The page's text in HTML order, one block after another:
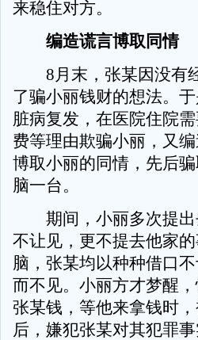
来稳住对方。
编造谎言博取同情
8月末，张某因没有经
了骗小丽钱财的想法。
脏病复发，在医院住院
费等理由欺骗小丽，又
博取小丽的同情，先后
脑一台。
期间，小丽多次提出
不让见，更不提去他家
脑，张某均以种种借口
而不见。小丽方才梦醒
张某钱，等他来拿钱时
后，嫌犯张某对其犯罪事